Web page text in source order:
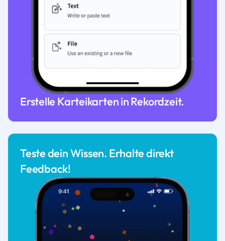
Erstelle Karteikarten in Rekordzeit.
Teste dein Wissen. Erhalte direkt
Feedback!